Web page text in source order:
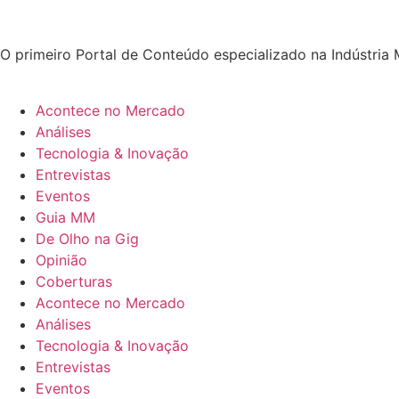
O primeiro Portal de Conteúdo especializado na Indústria
Acontece no Mercado
Análises
Tecnologia & Inovação
Entrevistas
Eventos
Guia MM
De Olho na Gig
Opinião
Coberturas
Acontece no Mercado
Análises
Tecnologia & Inovação
Entrevistas
Eventos